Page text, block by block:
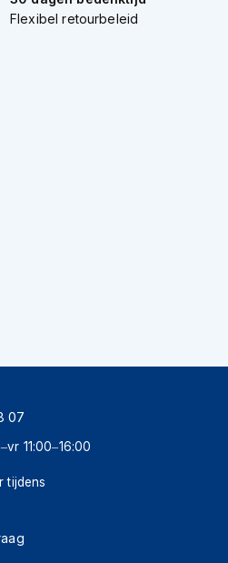
Flexibel retourbeleid
07
11:00–16:00
tijdens